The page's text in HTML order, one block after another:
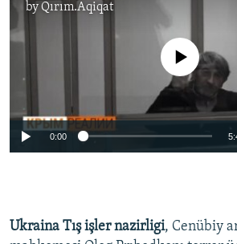
byQırım.Aqiqat
240p
No media source
0:00
Ukraina Tış işler nazirligi, Cenübiy